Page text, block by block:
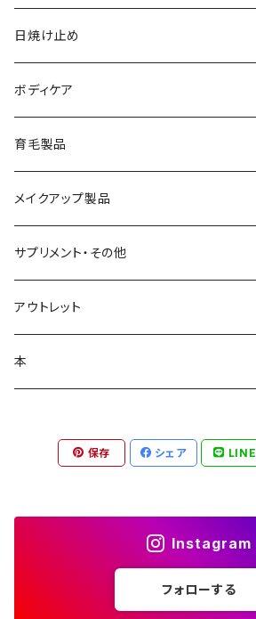
化粧水
美容液
乳液
クリーム
日焼け止め
シャンプー・リンス
コラージュフルフル泡石鹸
フェイスマスク
サンソリット
日焼け止め
サンソリット
アクセーヌ
ボディケア
キュアデイズ
育毛製品
まつ毛美容液
メイクアップ製品
ビューティフルスキン
サプリメント・その他
飲む日焼け止め
髪の毛サプリ
アウトレット
本
保存 シェア LINE
Instagram
フォローする